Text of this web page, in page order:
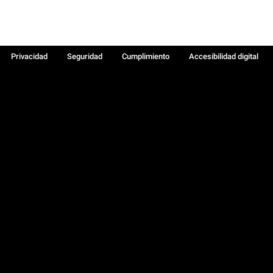
Privacidad Seguridad Cumplimiento
Accesibilidad digital